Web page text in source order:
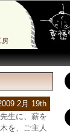
房
2月 19th
生に、薪を
を、ご主人